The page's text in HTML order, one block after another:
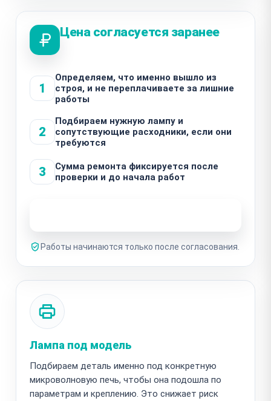
Цена согласуется заранее
1
Определяем, что именно вышло из
строя, и не переплачиваете за лишние
работы
2
Подбираем нужную лампу и
сопутствующие расходники, если они
требуются
3
Сумма ремонта фиксируется после
проверки и до начала работ
Работы начинаются только после согласования.
Лампа под модель
Подбираем деталь именно под конкретную
микроволновую печь, чтобы она подошла по
параметрам и креплению. Это снижает риск